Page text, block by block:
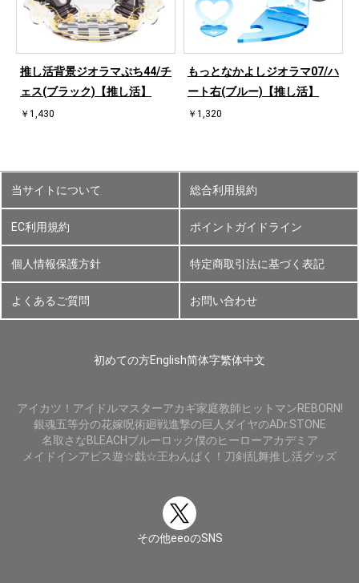
推し活背景ジオラマぷち44/チ
ェス(ブラック)【推し活】
￥1,430
もっとなかよしジオラマ07/ハ
ート右(ブルー)【推し活】
￥1,320
当サイトについて 総合利用規約
EC利用規約 ポイントガイドライン
個人情報保護方針 特定商取引法に基づく表記
よくあるご質問 お問い合わせ
初めての方English简体字繁体中文
アイカツ！ アイドルマスターアカギ家庭教師ヒットマンREBORN!
銀魂五等分の花嫁呪術廻戦進撃の巨人 ダイヤのADr.STONE
名取さなBLEACHブルーロック僕のヒーローアカデミア
メイドインアビス遊☆戯☆王わんぱく！刀剣乱舞推し活グッズ
その他eeoのSNS